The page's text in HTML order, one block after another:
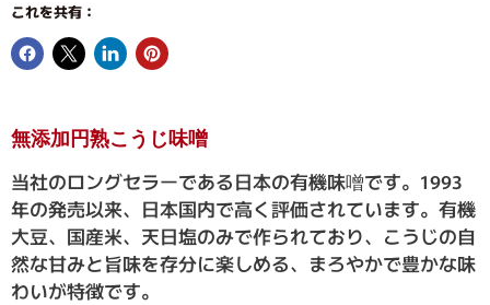
これを共有：
無添加円熟こうじ味噌
当社のロングセラーである日本の有機味噌です。1993
年の発売以来、日本国内で高く評価されています。有機
大豆、国産米、天日塩のみで作られており、こうじの自
然な甘みと旨味を存分に楽しめる、まろやかで豊かな味
わいが特徴です。